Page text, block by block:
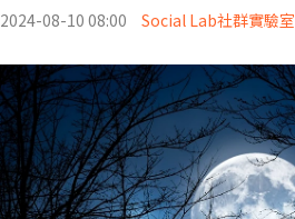
2024-08-10 08:00 Social Lab社群實驗室